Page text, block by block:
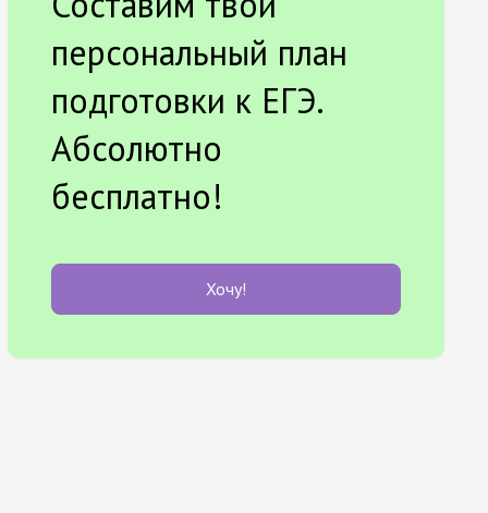
персональный план
подготовки к ЕГЭ.
Абсолютно
бесплатно!
Хочу!